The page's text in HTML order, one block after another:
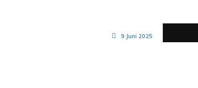
9 Juni 2025